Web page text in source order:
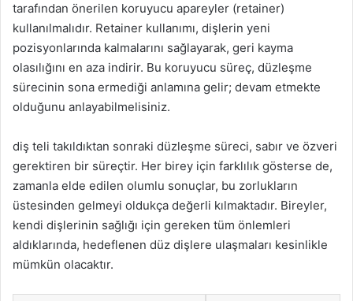
tarafından önerilen koruyucu apareyler (retainer)
kullanılmalıdır. Retainer kullanımı, dişlerin yeni
pozisyonlarında kalmalarını sağlayarak, geri kayma
olasılığını en aza indirir. Bu koruyucu süreç, düzleşme
sürecinin sona ermediği anlamına gelir; devam etmekte
olduğunu anlayabilmelisiniz.
diş teli takıldıktan sonraki düzleşme süreci, sabır ve özveri
gerektiren bir süreçtir. Her birey için farklılık gösterse de,
zamanla elde edilen olumlu sonuçlar, bu zorlukların
üstesinden gelmeyi oldukça değerli kılmaktadır. Bireyler,
kendi dişlerinin sağlığı için gereken tüm önlemleri
aldıklarında, hedeflenen düz dişlere ulaşmaları kesinlikle
mümkün olacaktır.